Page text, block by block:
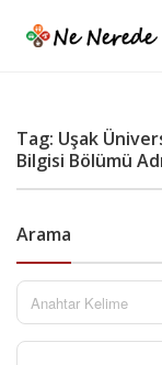
Tag: Uşak
Bilgisi Bölümü
Arama